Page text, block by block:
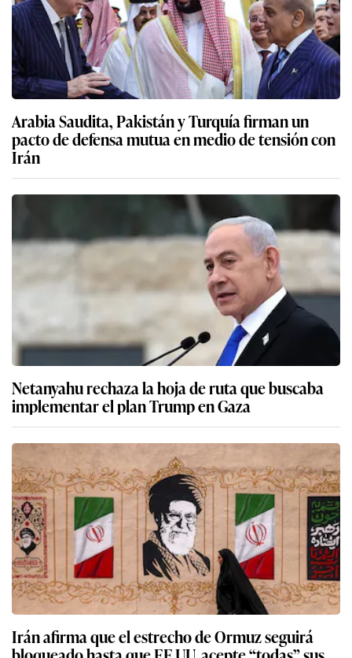
Arabia Saudita, Pakistán y Turquía firman un
pacto de defensa mutua en medio de tensión con
Irán
Netanyahu rechaza la hoja de ruta que buscaba
implementar el plan Trump en Gaza
Irán afirma que el estrecho de Ormuz seguirá